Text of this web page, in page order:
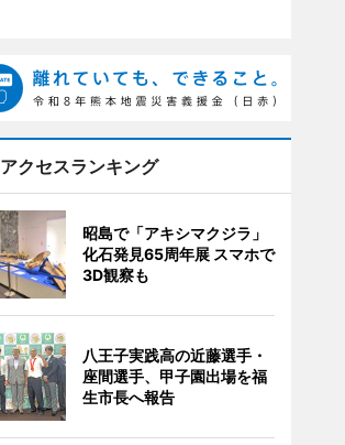
アクセスランキング
昭島で「アキシマクジラ」
化石発見65周年展 スマホで
3D観察も
八王子実践高の近藤選手・
座間選手、甲子園出場を福
生市長へ報告